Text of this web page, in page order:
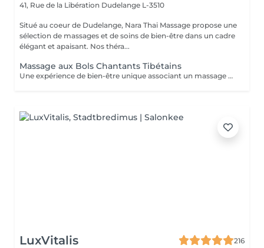
41, Rue de la Libération Dudelange L-3510
Situé au coeur de Dudelange, Nara Thai Massage propose une
sélection de massages et de soins de bien-être dans un cadre
élégant et apaisant. Nos théra...
Massage aux Bols Chantants Tibétains
Une expérience de bien-être unique associant un massage doux, des huiles aromatiques et les sons apaisants des bols chantants tibétains. Les vibrations harmonieuses et les tonalités relaxantes créent une atmosphère immersive propice à la détente et à la déconnexion du quotidien.
LuxVitalis
216